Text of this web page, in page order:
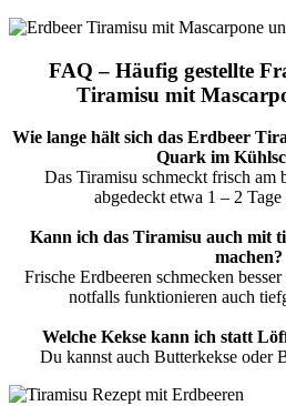
FAQ – Häufig gestellte
Tiramisu mit
Wie lange hält sich das Erdbeer
Quark im
Das Tiramisu schmeckt frisch am
abgedeckt etwa 1 – 2
Kann ich das Tiramisu auch mit
machen?
Frische Erdbeeren schmecken
notfalls funktionieren auch
Welche Kekse kann ich statt
Du kannst auch Butterkekse oder